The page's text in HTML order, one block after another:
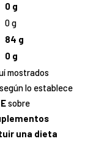
0 g
0 g
84 g
0 g
mostrados
lo establece
sobre
una dieta